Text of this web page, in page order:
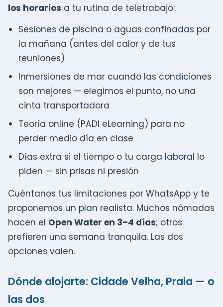
los horarios a tu rutina de teletrabajo:
Sesiones de piscina o aguas confinadas por
la mañana (antes del calor y de tus
reuniones)
Inmersiones de mar cuando las condiciones
son mejores — elegimos el punto, no una
cinta transportadora
Teoría online (PADI eLearning) para no
perder medio día en clase
Días extra si el tiempo o tu carga laboral lo
piden — sin prisas ni presión
Cuéntanos tus limitaciones por WhatsApp y te
proponemos un plan realista. Muchos nómadas
hacen el Open Water en 3–4 días; otros
prefieren una semana tranquila. Las dos
opciones valen.
Dónde alojarte: Cidade Velha, Praia — o
las dos